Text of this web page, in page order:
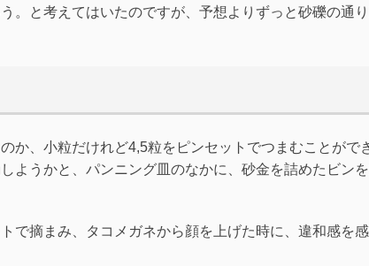
。と考えてはいたのですが、予想よりずっと砂礫の通
か、小粒だけれど4,5粒をピンセットでつまむことがで
ようかと、パンニング皿のなかに、砂金を詰めたビン
で摘まみ、タコメガネから顔を上げた時に、違和感を